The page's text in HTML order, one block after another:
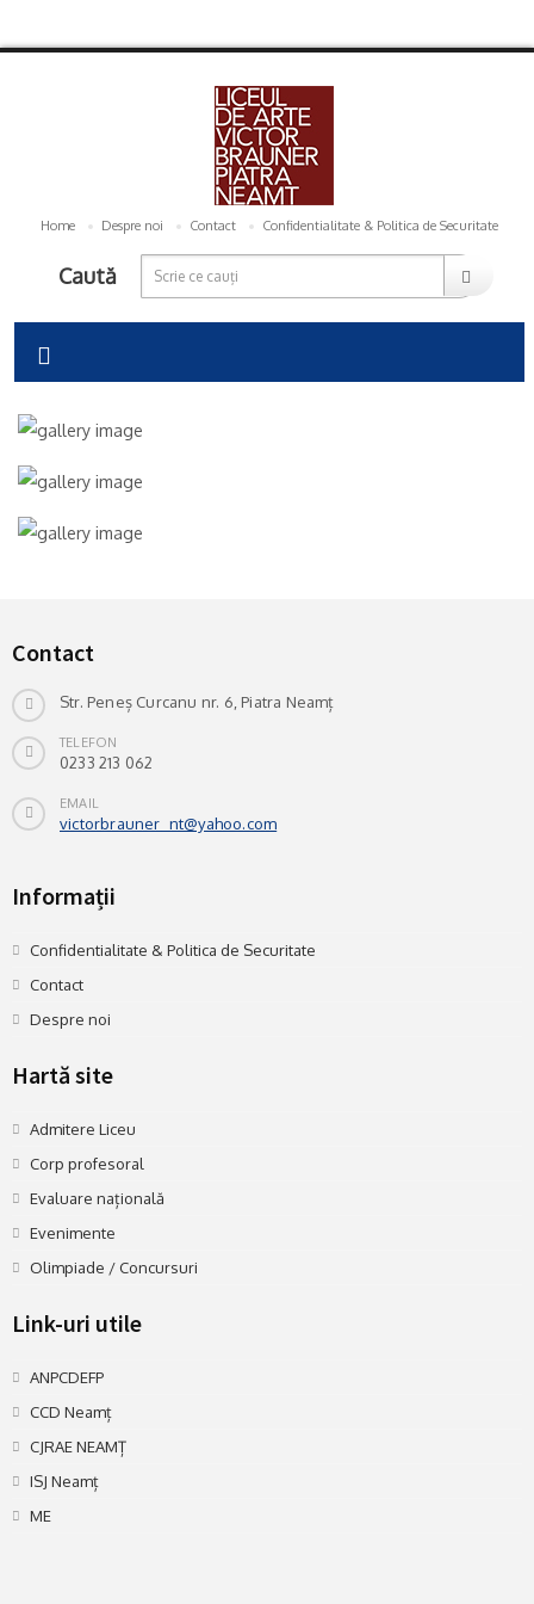
Home Despre noi Contact Confidentialitate & Politica de Securitate
Caută
Contact
Str. Peneș Curcanu nr. 6, Piatra Neamț
TELEFON
0233 213 062
EMAIL
victorbrauner_nt@yahoo.com
Informații
Confidentialitate & Politica de Securitate
Contact
Despre noi
Hartă site
Admitere Liceu
Corp profesoral
Evaluare națională
Evenimente
Olimpiade / Concursuri
Link-uri utile
ANPCDEFP
CCD Neamț
CJRAE NEAMȚ
ISJ Neamț
ME